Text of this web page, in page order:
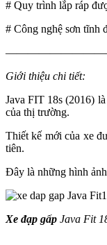
# Quy trình lắp ráp
# Công nghệ sơn tĩnh
Giới thiệu chi tiết:
Java FIT 18s (2016)
của thị trường.
Thiết kế mới của xe
tiên.
Đây là những hình
Xe đạp gấp Java Fit